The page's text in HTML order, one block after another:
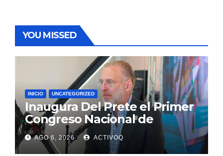
YOU MISSED
INICIO UNCATEGORIZED
Inaugura Del Prete el Primer
Congreso Nacional de
Clústers en Querétaro
AGO 6, 2026 ACTIVOQ